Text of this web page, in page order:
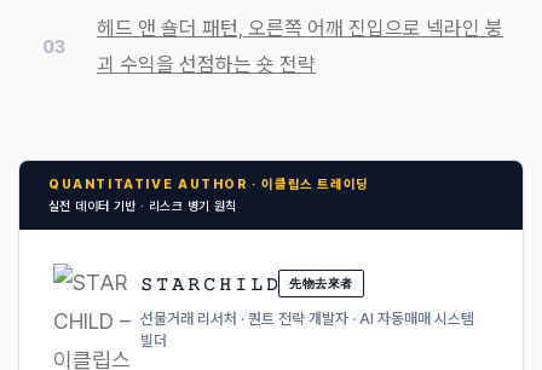
헤드 앤 숄더 패턴, 오른쪽 어깨 진입으로 넥라인 붕
괴 수익을 선점하는 숏 전략
QUANTITATIVE AUTHOR · 이클립스 트레이딩
실전 데이터 기반 · 리스크 병기 원칙
𝚂 𝚃 𝙰 𝚁 𝙲 𝙷 𝙸 𝙻 𝙳 先物去來者
선물거래 리서처 · 퀀트 전략 개발자 · AI 자동매매 시스템
빌더